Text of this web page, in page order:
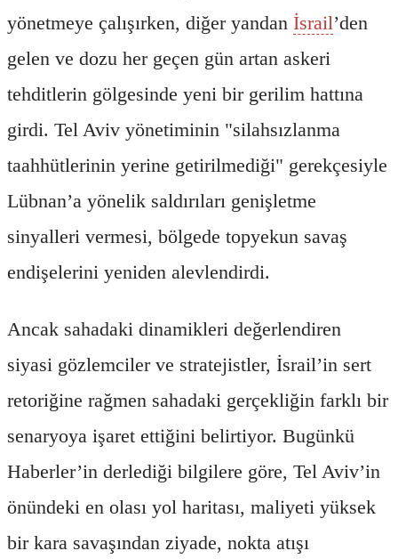
yönetmeye çalışırken, diğer yandan İsrail’den
gelen ve dozu her geçen gün artan askeri
tehditlerin gölgesinde yeni bir gerilim hattına
girdi. Tel Aviv yönetiminin "silahsızlanma
taahhütlerinin yerine getirilmediği" gerekçesiyle
Lübnan’a yönelik saldırıları genişletme
sinyalleri vermesi, bölgede topyekun savaş
endişelerini yeniden alevlendirdi.
Ancak sahadaki dinamikleri değerlendiren
siyasi gözlemciler ve stratejistler, İsrail’in sert
retoriğine rağmen sahadaki gerçekliğin farklı bir
senaryoya işaret ettiğini belirtiyor. Bugünkü
Haberler’in derlediği bilgilere göre, Tel Aviv’in
önündeki en olası yol haritası, maliyeti yüksek
bir kara savaşından ziyade, nokta atışı